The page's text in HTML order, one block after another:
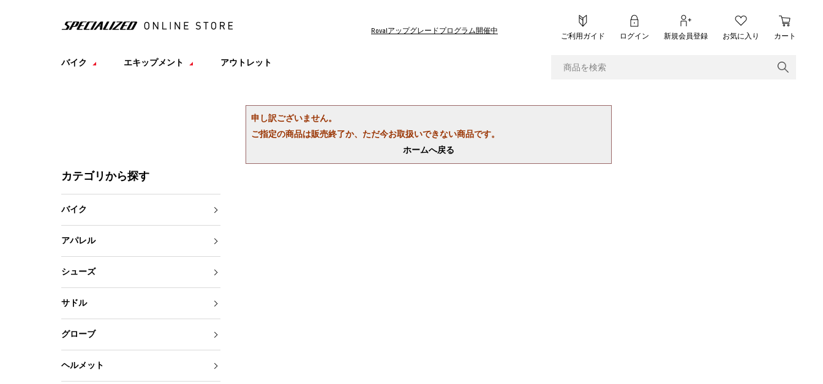
Rovalアップグレードプログラム開催中
ご利用ガイド ログイン 新規会員登録 お気に入り カート
バイク エキップメント アウトレット
申し訳ございません。
ご指定の商品は販売終了か、ただ今お取扱いできない商品です。
ホームへ戻る
カテゴリから探す
バイク
アパレル
シューズ
サドル
グローブ
ヘルメット